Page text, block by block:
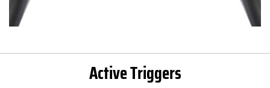
Active Triggers